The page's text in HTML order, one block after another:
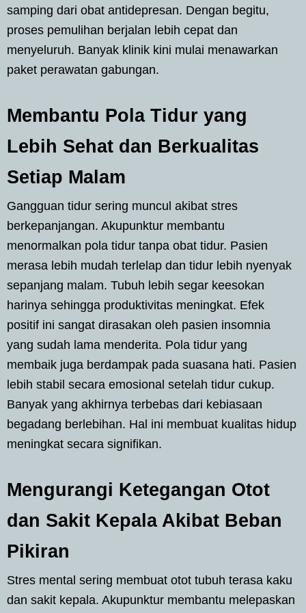
samping dari obat antidepresan. Dengan begitu,
proses pemulihan berjalan lebih cepat dan
menyeluruh. Banyak klinik kini mulai menawarkan
paket perawatan gabungan.
Membantu Pola Tidur yang
Lebih Sehat dan Berkualitas
Setiap Malam
Gangguan tidur sering muncul akibat stres
berkepanjangan. Akupunktur membantu
menormalkan pola tidur tanpa obat tidur. Pasien
merasa lebih mudah terlelap dan tidur lebih nyenyak
sepanjang malam. Tubuh lebih segar keesokan
harinya sehingga produktivitas meningkat. Efek
positif ini sangat dirasakan oleh pasien insomnia
yang sudah lama menderita. Pola tidur yang
membaik juga berdampak pada suasana hati. Pasien
lebih stabil secara emosional setelah tidur cukup.
Banyak yang akhirnya terbebas dari kebiasaan
begadang berlebihan. Hal ini membuat kualitas hidup
meningkat secara signifikan.
Mengurangi Ketegangan Otot
dan Sakit Kepala Akibat Beban
Pikiran
Stres mental sering membuat otot tubuh terasa kaku
dan sakit kepala. Akupunktur membantu melepaskan